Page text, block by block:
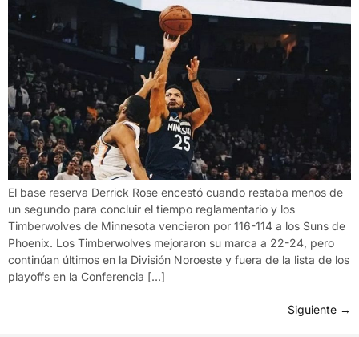
El base reserva Derrick Rose encestó cuando restaba menos de
un segundo para concluir el tiempo reglamentario y los
Timberwolves de Minnesota vencieron por 116-114 a los Suns de
Phoenix. Los Timberwolves mejoraron su marca a 22-24, pero
continúan últimos en la División Noroeste y fuera de la lista de los
playoffs en la Conferencia […]
Siguiente →